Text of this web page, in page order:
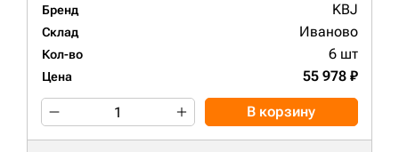
Бренд KBJ
Склад Иваново
Кол-во 6 шт
Цена 55 978 ₽
В корзину